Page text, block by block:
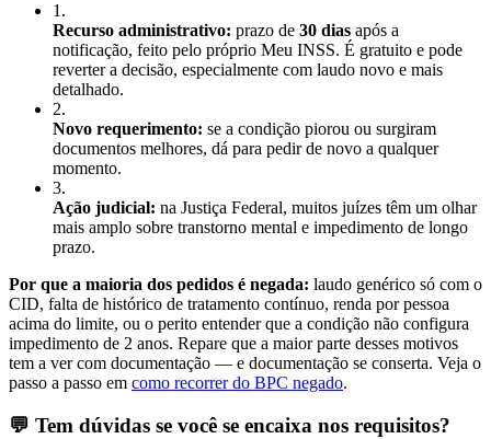
1.
Recurso administrativo: prazo de 30 dias após a
notificação, feito pelo próprio Meu INSS. É gratuito e pode
reverter a decisão, especialmente com laudo novo e mais
detalhado.
2.
Novo requerimento: se a condição piorou ou surgiram
documentos melhores, dá para pedir de novo a qualquer
momento.
3.
Ação judicial: na Justiça Federal, muitos juízes têm um olhar
mais amplo sobre transtorno mental e impedimento de longo
prazo.
Por que a maioria dos pedidos é negada: laudo genérico só com o
CID, falta de histórico de tratamento contínuo, renda por pessoa
acima do limite, ou o perito entender que a condição não configura
impedimento de 2 anos. Repare que a maior parte desses motivos
tem a ver com documentação — e documentação se conserta. Veja o
passo a passo em como recorrer do BPC negado.
💬 Tem dúvidas se você se encaixa nos requisitos?